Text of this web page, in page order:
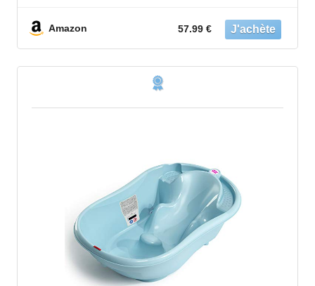
Amazon 57.99 €